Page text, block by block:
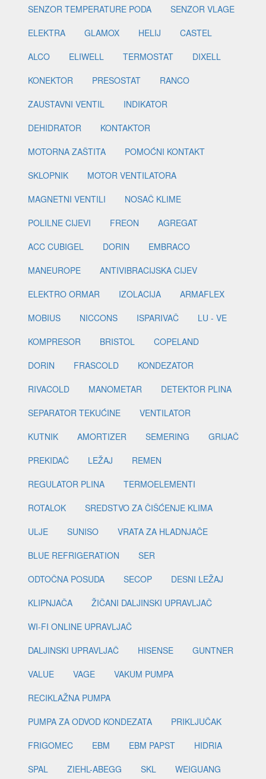
SENZOR TEMPERATURE PODA
SENZOR VLAGE
ELEKTRA
GLAMOX HELIJ
CASTEL
ALCO
ELIWELL TERMOSTAT
DIXELL
KONEKTOR
PRESOSTAT
RANCO
ZAUSTAVNI VENTIL
INDIKATOR
DEHIDRATOR
KONTAKTOR
MOTORNA ZAŠTITA
POMOĆNI KONTAKT
SKLOPNIK
MOTOR VENTILATORA
MAGNETNI VENTILI
NOSAČ KLIME
POLILNE CIJEVI
FREON
AGREGAT
ACC CUBIGEL
DORIN
EMBRACO
MANEUROPE
ANTIVIBRACIJSKA CIJEV
ELEKTRO ORMAR
IZOLACIJA
ARMAFLEX
MOBIUS
NICCONS ISPARIVAČ
LU - VE
KOMPRESOR
BRISTOL
COPELAND
DORIN
FRASCOLD
KONDEZATOR
RIVACOLD
MANOMETAR
DETEKTOR PLINA
SEPARATOR TEKUĆINE
VENTILATOR
KUTNIK
AMORTIZER SEMERING
GRIJAČ
PREKIDAČ
LEŽAJ
REMEN
REGULATOR PLINA
TERMOELEMENTI
ROTALOK
SREDSTVO ZA ČIŠĆENJE KLIMA
ULJE
SUNISO
VRATA ZA HLADNJAČE
BLUE REFRIGERATION
SER
ODTOČNA POSUDA
SECOP
DESNI LEŽAJ
KLIPNJAČA
ŽIČANI DALJINSKI UPRAVLJAČ
WI-FI ONLINE UPRAVLJAČ
DALJINSKI UPRAVLJAČ
HISENSE
GUNTNER
VALUE
VAGE
VAKUM PUMPA
RECIKLAŽNA PUMPA
PUMPA ZA ODVOD KONDEZATA
PRIKLJUČAK
FRIGOMEC
EBM EBM PAPST
HIDRIA
SPAL
ZIEHL-ABEGG SKL WEIGUANG